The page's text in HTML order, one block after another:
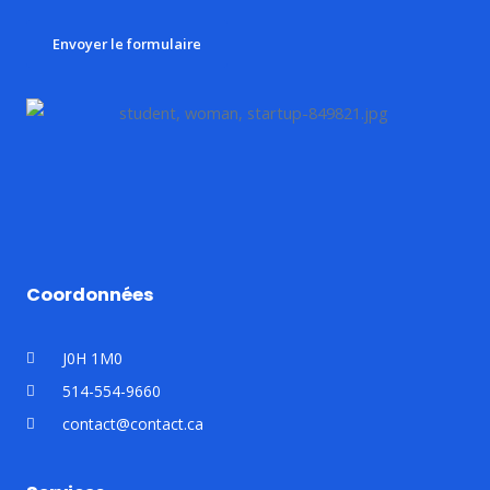
Envoyer le formulaire
Coordonnées
J0H 1M0
514-554-9660
contact@contact.ca